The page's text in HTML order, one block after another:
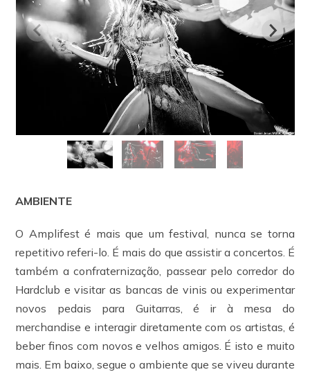
AMBIENTE
O Amplifest é mais que um festival, nunca se torna
repetitivo referi-lo. É mais do que assistir a concertos. É
também a confraternização, passear pelo corredor do
Hardclub e visitar as bancas de vinis ou experimentar
novos pedais para Guitarras, é ir à mesa do
merchandise e interagir diretamente com os artistas, é
beber finos com novos e velhos amigos. É isto e muito
mais. Em baixo, segue o ambiente que se viveu durante